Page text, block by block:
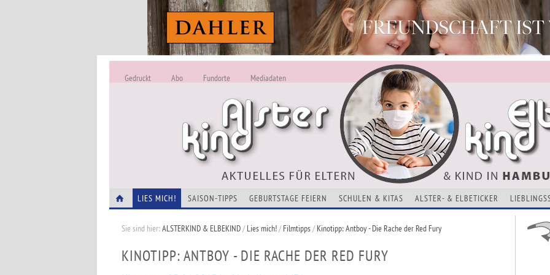
ALSTERKIND - AKTUELLES FÜR ELTERN UND KINDER
VERANSTALTUNGEN, KURSE, ADRESSEN UND THEMEN
Alles Neu - Infos zur Website
Gedruckt Abo Fundorte Mediadaten
LIES MICH! SAISON-TIPPS GEBURTSTAGE FEIERN SCHULEN & KITAS ALSTER- & ELBETICKER
Sie sind hier:ALSTERKIND & ELBEKIND/Lies mich!/Filmtipps/Kinotipp: Antboy - Die Rache der Red Fury
KINOTIPP: ANTBOY - DIE RACHE DER RED FURY